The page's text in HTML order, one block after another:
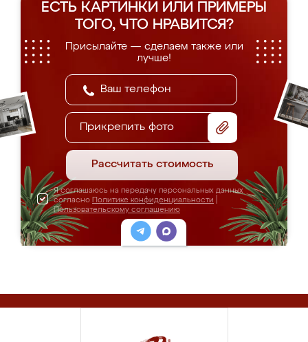
ЕСТЬ КАРТИНКИ ИЛИ ПРИМЕРЫ
ТОГО, ЧТО НРАВИТСЯ?
Присылайте — сделаем также или
лучше!
Прикрепить фото
Рассчитать стоимость
Я соглашаюсь на передачу персональных данных
согласно Политике конфиденциальности
Пользовательскому соглашению